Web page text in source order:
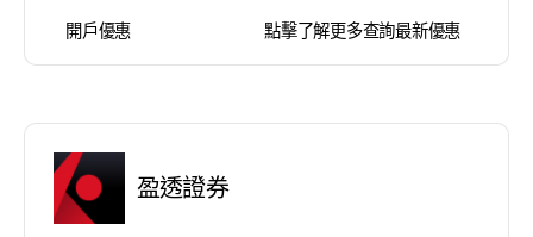
開戶優惠 點擊了解更多查詢最新優惠
盈透證券